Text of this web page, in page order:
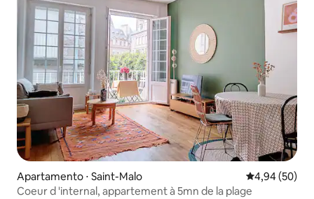
Apartamento ⋅ Saint-Malo 4,94 de uma
4,94 (50)
Coeur d 'internal, appartement à 5mn de la plage